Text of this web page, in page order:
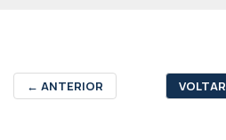
← ANTERIOR VOLTAR